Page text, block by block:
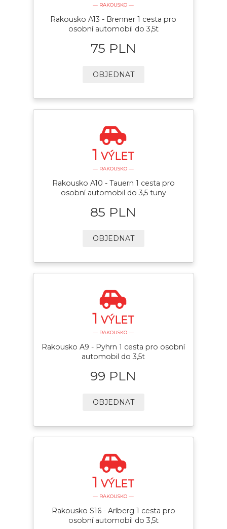
— RAKOUSKO —
Rakousko A13 - Brenner 1 cesta pro
osobní automobil do 3,5t
75 PLN
OBJEDNAT
1VÝLET
— RAKOUSKO —
Rakousko A10 - Tauern 1 cesta pro
osobní automobil do 3,5 tuny
85 PLN
OBJEDNAT
1VÝLET
— RAKOUSKO —
Rakousko A9 - Pyhrn 1 cesta pro osobní
automobil do 3,5t
99 PLN
OBJEDNAT
1VÝLET
— RAKOUSKO —
Rakousko S16 - Arlberg 1 cesta pro
osobní automobil do 3,5t